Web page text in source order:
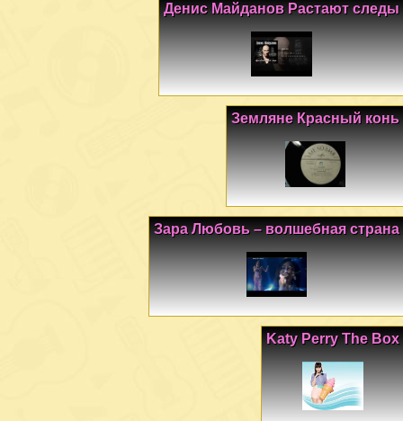
Денис Майданов Растают следы
Земляне Красный конь
Зара Любовь – волшебная страна
Katy Perry The Box